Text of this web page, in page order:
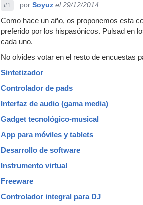
#1 por Soyuz el 29/12/2014
Como hace un año, os proponemos esta
preferido por los hispasónicos. Pulsad en
cada uno.
No olvides votar en el resto de encuestas
Sintetizador
Controlador de pads
Interfaz de audio (gama media)
Gadget tecnológico-musical
App para móviles y tablets
Desarrollo de software
Instrumento virtual
Freeware
Controlador integral para DJ